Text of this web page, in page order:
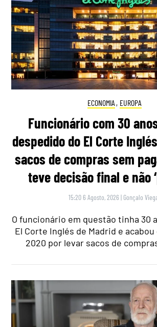
ECONOMIA , EUROPA
Funcionário com 30
despedido do El Corte
sacos de compras sem
teve decisão final e não
15:20 6 Agosto, 2026 | Gonçalo
O funcionário em questão tinha 30
El Corte Inglés de Madrid e
2020 por levar sacos de